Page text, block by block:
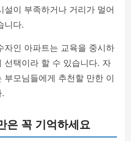
설이 부족하거나 거리가 멀어
니다.
자인 아파트는 교육을 중시하
선택이라 할 수 있습니다. 자
부모님들에게 추천할 만한 이
.
은 꼭 기억하세요